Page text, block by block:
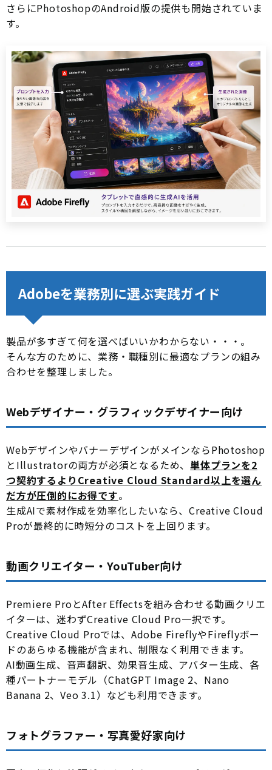
さらにPhotoshopのAndroid版の提供も開始されていま
す。
Adobeを業務別に選ぶ実践ガイド
製品が多すぎて何を選べばいいかわからない・・・。
そんな方のために、業務・職種別に最適なプランの組み
合わせを整理しました。
Webデザイナー・グラフィックデザイナー向け
WebデザインやバナーデザインがメインならPhotoshop
とIllustratorの両方が必須となるため、単体プランを2
つ契約するよりCreative Cloud Standard以上を選ん
だ方が圧倒的にお得です。
生成AIで素材作成を効率化したいなら、Creative Cloud
Proが最終的に時短分のコストを上回ります。
動画クリエイター・YouTuber向け
Premiere ProとAfter Effectsを組み合わせる動画クリエ
イターは、迷わずCreative Cloud Pro一択です。
Creative Cloud Proでは、Adobe FireflyやFireflyボー
ドのあらゆる機能が含まれ、制限なく利用できます。
AI動画生成、音声翻訳、効果音生成、アバター生成、各
種パートナーモデル（ChatGPT Image 2、Nano
Banana 2、Veo 3.1）なども利用できます。
フォトグラファー・写真愛好家向け